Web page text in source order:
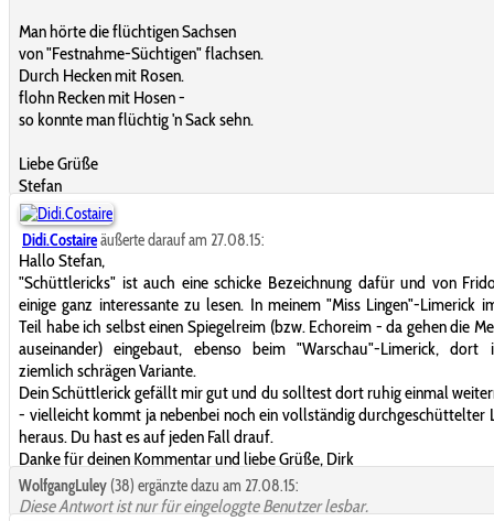
Man hörte die flüchtigen Sachsen
von "Festnahme-Süchtigen" flachsen.
Durch Hecken mit Rosen.
flohn Recken mit Hosen -
so konnte man flüchtig 'n Sack sehn.
Liebe Grüße
Stefan
Didi.Costaireäußerte darauf am 27.08.15:
Hallo Stefan,
"Schüttlericks" ist auch eine schicke Bezeichnung dafür und von
einige ganz interessante zu lesen. In meinem "Miss Lingen"-Limerick
Teil habe ich selbst einen Spiegelreim (bzw. Echoreim - da gehen die
auseinander) eingebaut, ebenso beim "Warschau"-Limerick, dort
ziemlich schrägen Variante.
Dein Schüttlerick gefällt mir gut und du solltest dort ruhig einmal
- vielleicht kommt ja nebenbei noch ein vollständig durchgeschüttelter
heraus. Du hast es auf jeden Fall drauf.
Danke für deinen Kommentar und liebe Grüße, Dirk
WolfgangLuley (38) ergänzte dazu am 27.08.15:
Diese Antwort ist nur für eingeloggte Benutzer lesbar.